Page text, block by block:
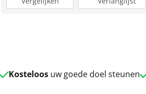
Kosteloosuw goede doel steunen